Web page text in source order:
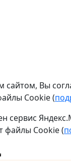
сайтом, Вы
Cookie (
сервис
файлы Cookie (